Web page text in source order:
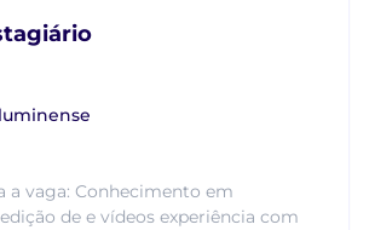
a vaga: Conhecimento em
de e vídeos experiência com